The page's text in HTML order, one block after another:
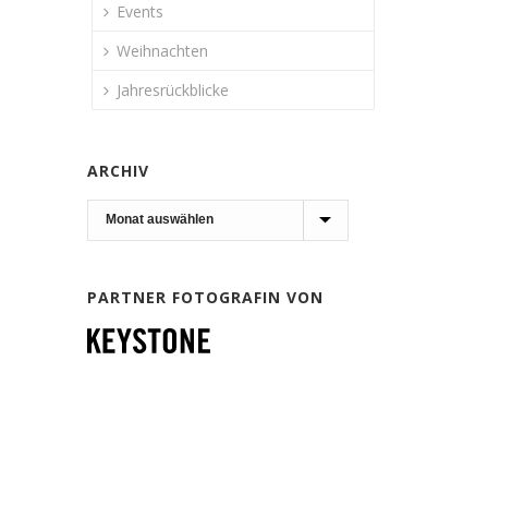
Events
Weihnachten
Jahresrückblicke
ARCHIV
Archiv
PARTNER FOTOGRAFIN VON